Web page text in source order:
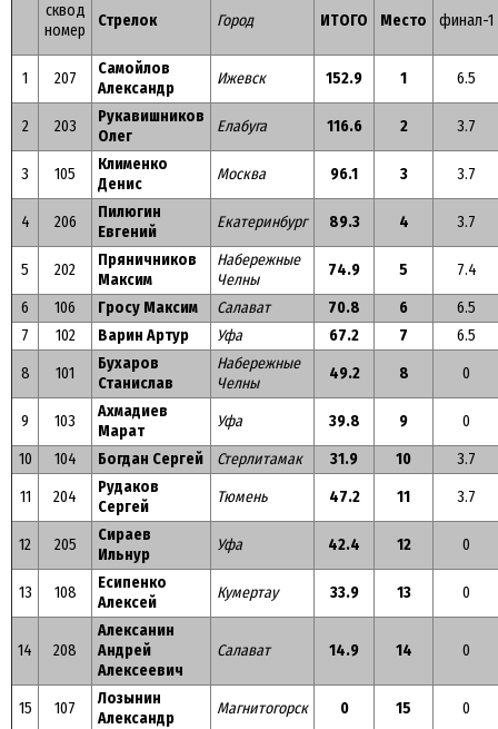
сквод
номер
Стрелок Город ИТОГО Место финал-1
1 207
Самойлов
Александр
Ижевск 152.9 1 6.5
2 203
Рукавишников
Олег
Елабуга 116.6 2 3.7
3 105
Клименко
Денис
Москва 96.1 3 3.7
4 206
Пилюгин
Евгений
Екатеринбург 89.3 4 3.7
5 202
Пряничников
Максим
Набережные
Челны
74.9 5
7.4
6
106 Гросу Максим Салават 70.8 6
6.5
7
102 Варин Артур Уфа 67.2 7
6.5
8
101
Бухаров
Станислав
Набережные
Челны
49.2 8 0
9 103
Ахмадиев
Марат
Уфа 39.8 9
0
10
104 Богдан Сергей Стерлитамак 31.9 10
3.7
11
204
Рудаков
Сергей
Тюмень 47.2 11 3.7
12 205
Сираев
Ильнур
Уфа 42.4 12 0
13 108
Есипенко
Алексей
Кумертау 33.9 13 0
14 208
Алексанин
Андрей
Алексеевич
Салават 14.9 14 0
15 107
Лозынин
Александр
Магнитогорск 0 15 0